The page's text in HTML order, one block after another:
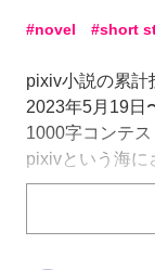
novel short
pixiv小説の累計
2023年5月19日
1000字コンテス
pixivという海に
という思いから
1000字以内の